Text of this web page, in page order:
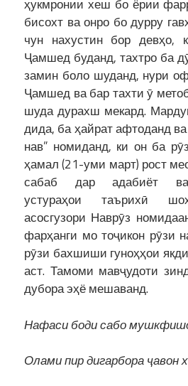
ҳукмронии хеш бо ёрии
бисохт ва онро бо дурру
чун нахустин бор девҳо,
Ҷамшед буданд, тахтро ба
замин боло шуданд, нури
Ҷамшед ва бар тахти ӯ
шуда дурахш мекард.
дида, ба ҳайрат афтоданд ва
нав” номиданд, ки он ба
ҳамал (21-уми март) рост
сабаб дар адабиёт ва
устураҳои таърихӣ
асосгузори Наврӯз
фарҳанги мо тоҷикон рӯзи
рӯзи бахшиши гуноҳҳои
аст. Тамоми мавҷудоти
дубора эҳё мешаванд.
Нафаси боди сабо
Олами пир дигарбора ҷавон